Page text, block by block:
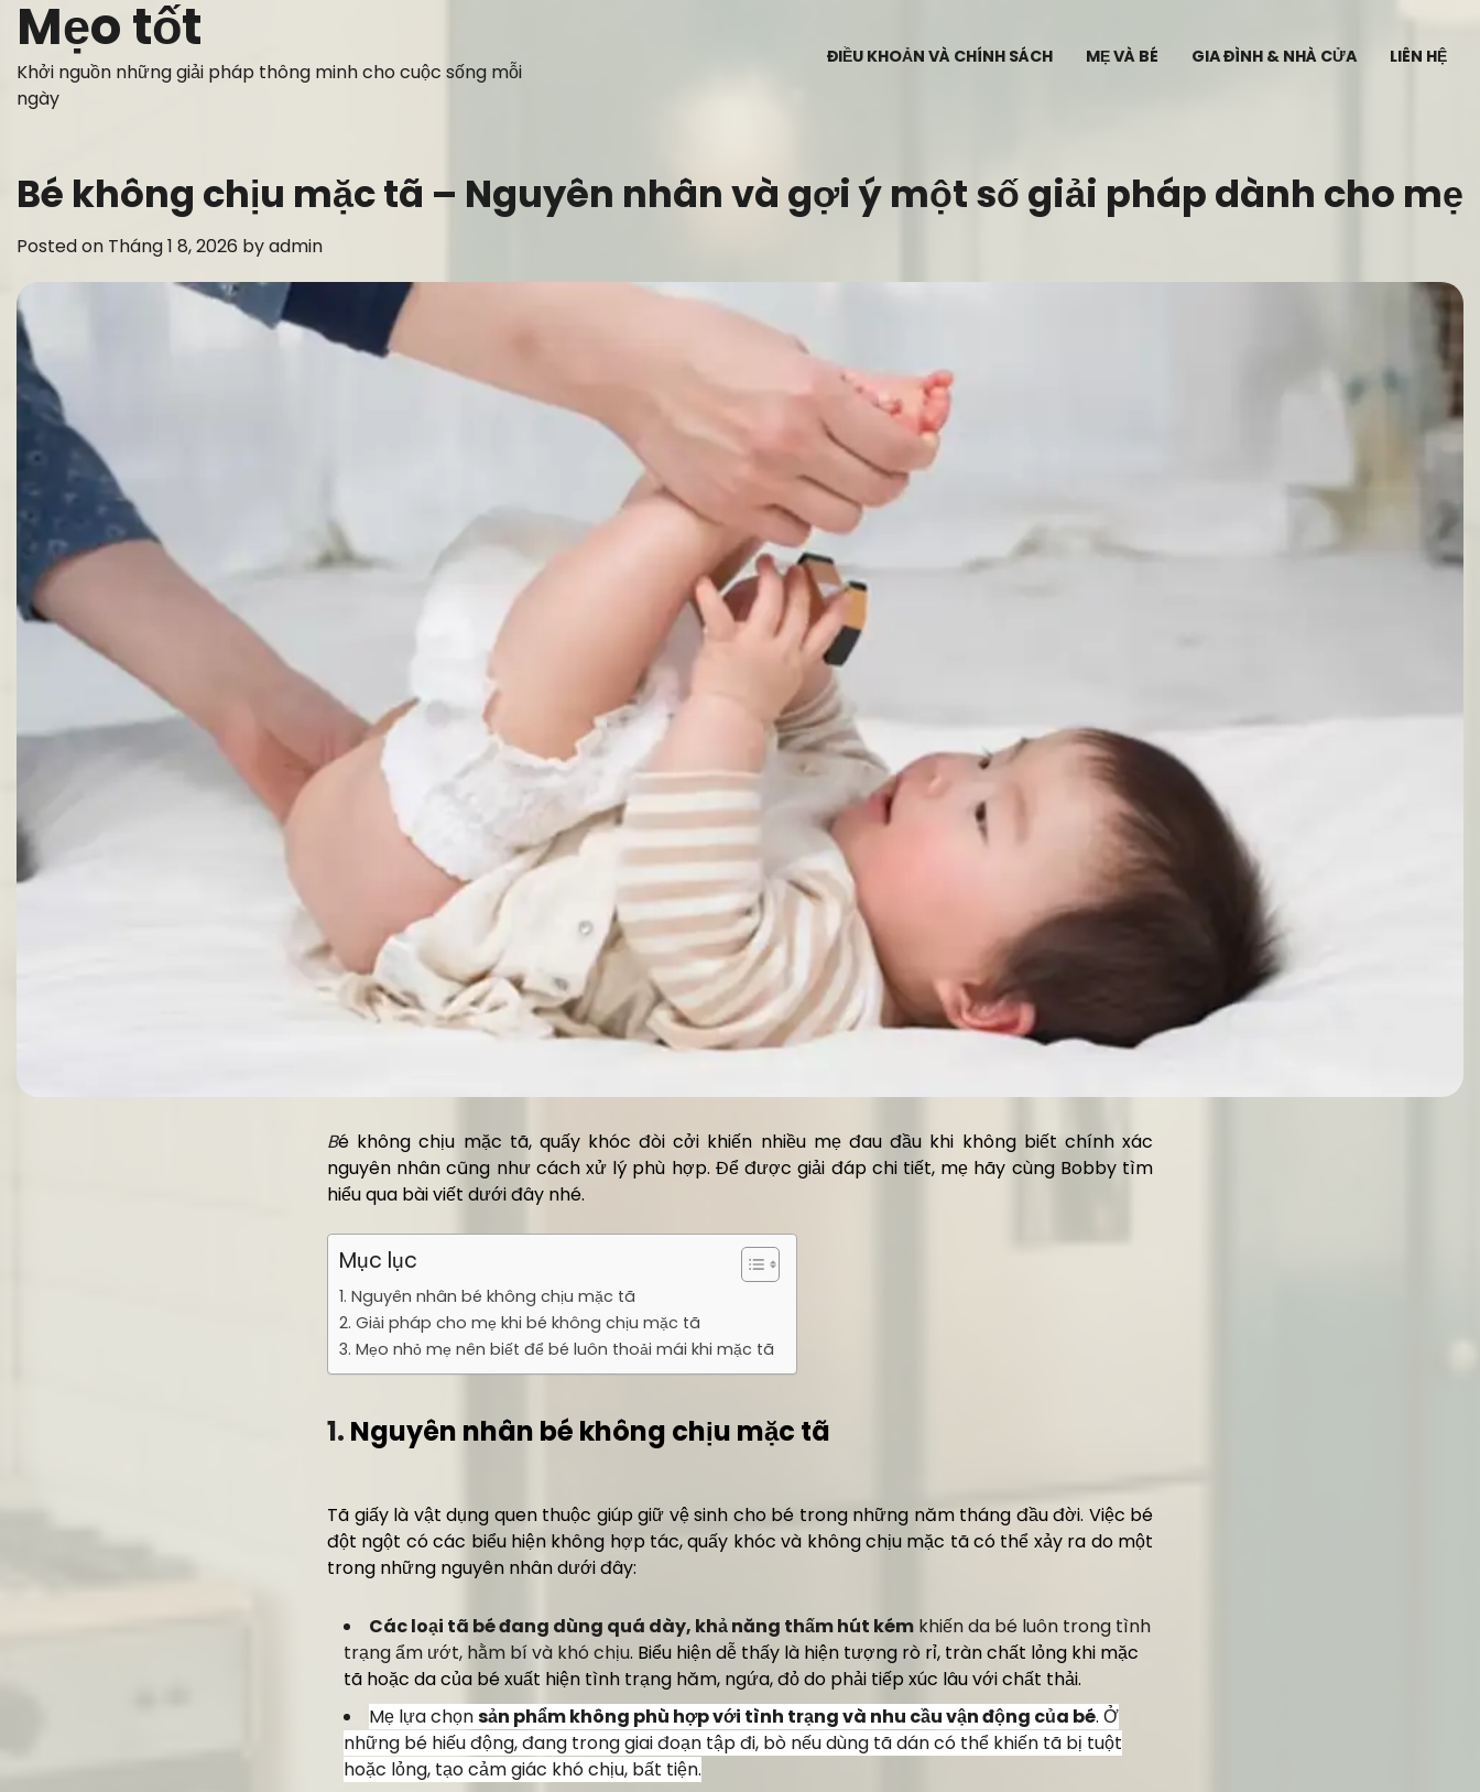
Skip
content
Mẹo tốt
Khởi nguồn những giải pháp thông minh cho cuộc sống mỗi
ngày
ĐIỀU KHOẢN VÀ CHÍNH SÁCH MẸ VÀ BÉ GIA ĐÌNH & NHÀ CỬA LIÊN HỆ
Bé không chịu mặc tã – Nguyên nhân và gợi ý một số giải pháp dành cho mẹ
Posted on Tháng 1 8, 2026 byadmin
Bé không chịu mặc tã, quấy khóc đòi cởi khiến nhiều mẹ đau đầu khi không biết chính xác
nguyên nhân cũng như cách xử lý phù hợp. Để được giải đáp chi tiết, mẹ hãy cùng Bobby tìm
hiểu qua bài viết dưới đây nhé.
Mục lục
1. Nguyên nhân bé không chịu mặc tã
2. Giải pháp cho mẹ khi bé không chịu mặc tã
3. Mẹo nhỏ mẹ nên biết để bé luôn thoải mái khi mặc tã
1. Nguyên nhân bé không chịu mặc tã
Tã giấy là vật dụng quen thuộc giúp giữ vệ sinh cho bé trong những năm tháng đầu đời. Việc bé
đột ngột có các biểu hiện không hợp tác, quấy khóc và không chịu mặc tã có thể xảy ra do một
trong những nguyên nhân dưới đây:
Các loại tã bé đang dùng quá dày, khả năng thấm hút kém khiến da bé luôn trong tình
trạng ẩm ướt, hằm bí và khó chịu. Biểu hiện dễ thấy là hiện tượng rò rỉ, tràn chất lỏng khi mặc
tã hoặc da của bé xuất hiện tình trạng hăm, ngứa, đỏ do phải tiếp xúc lâu với chất thải.
Mẹ lựa chọnsản phẩm không phù hợp với tình trạng và nhu cầu vận động của bé. Ở
những bé hiếu động, đang trong giai đoạn tập đi, bò nếu dùng tã dán có thể khiến tã bị tuột
hoặc lỏng, tạo cảm giác khó chịu, bất tiện.